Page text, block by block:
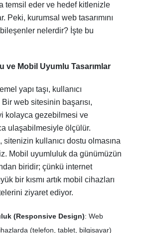
temsil eder ve hedef kitlenizle
Peki, kurumsal web tasarımını
nelerdir? İşte bu
ve Mobil Uyumlu Tasarımlar
yapı taşı, kullanıcı
web sitesinin başarısı,
kolayca gezebilmesi ve
ulaşabilmesiyle ölçülür.
sitenizin kullanıcı dostu olmasına
Mobil uyumluluk da günümüzün
biridir; çünkü internet
bir kısmı artık mobil cihazları
ziyaret ediyor.
(Responsive Design): Web
(telefon, tablet, bilgisayar)